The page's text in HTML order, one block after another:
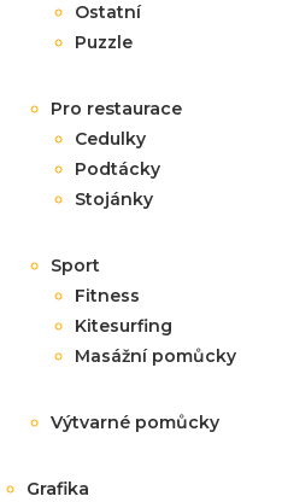
Ostatní
Puzzle
Pro restaurace
Cedulky
Podtácky
Stojánky
Sport
Fitness
Kitesurfing
Masážní pomůcky
Výtvarné pomůcky
Grafika